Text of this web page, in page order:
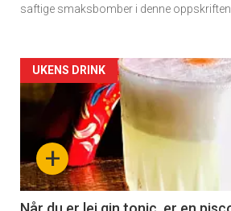
saftige smaksbomber i denne oppskriften.
Artikler
detail
section
+
UKENS DRINK